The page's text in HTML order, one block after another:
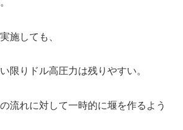
施しても、
限りドル高圧力は残りやすい。
流れに対して一時的に堰を作るよう